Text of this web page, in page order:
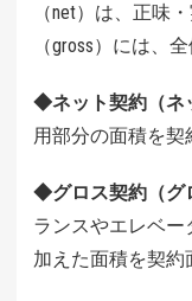
（net）は、正味
（gross）には、
◆ネット契約（ネ
用部分の面積を契
◆グロス契約（グ
ランスやエレベ
加えた面積を契約